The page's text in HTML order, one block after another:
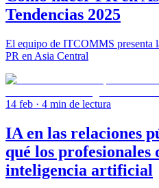
Tendencias 2025
El equipo de ITCOMMS presenta
PR en Asia Central
14 feb · 4 min de lectura
IA en las relaciones
qué los profesionales
inteligencia artificial